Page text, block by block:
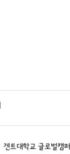
겐트대학교 글로벌캠